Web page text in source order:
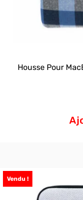
Housse Pour
Vendu !